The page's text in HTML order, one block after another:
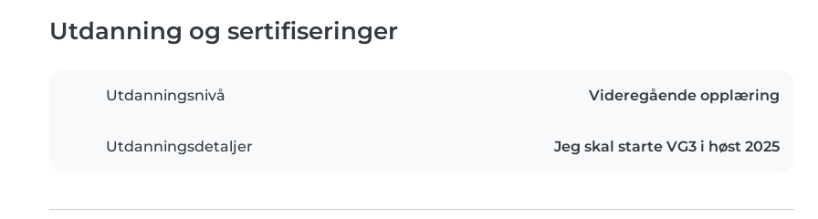
Utdanning og sertifiseringer
Utdanningsnivå Videregående opplæring
Utdanningsdetaljer Jeg skal starte VG3 i høst 2025